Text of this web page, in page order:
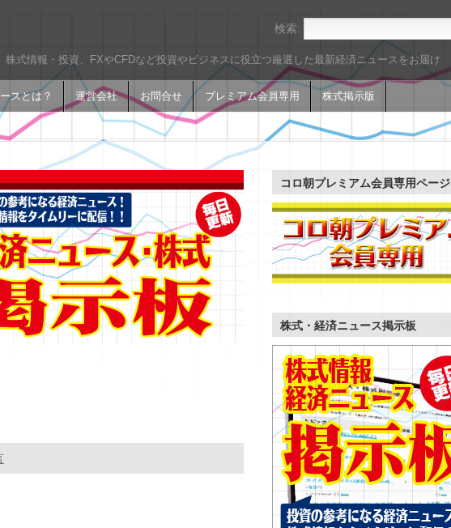
式情報・投資、FXやCFDなど投資やビジネスに役立つ厳選した最新経済ニュースをお届け
スとは？ 運営会社 お問合せ プレミアム会員専用 株式掲示版
検索:
コロ朝プレミアム会員専用ページ
株式・経済ニュース掲示板